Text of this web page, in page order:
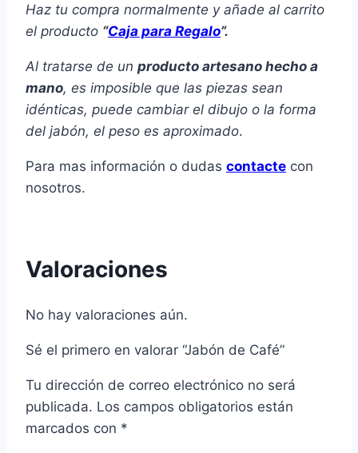
Haz tu compra normalmente y añade al carrito
el producto “Caja para Regalo”.
Al tratarse de un producto artesano hecho a
mano, es imposible que las piezas sean
idénticas, puede cambiar el dibujo o la forma
del jabón, el peso es aproximado.
Para mas información o dudas contacte con
nosotros.
Valoraciones
No hay valoraciones aún.
Sé el primero en valorar “Jabón de Café”
Tu dirección de correo electrónico no será
publicada. Los campos obligatorios están
marcados con *